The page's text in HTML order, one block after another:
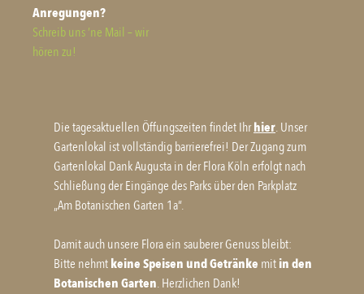
Anregungen?
Schreib uns ’ne Mail – wir
hören zu!
Die tagesaktuellen Öffungszeiten findet Ihrhier. Unser
Gartenlokal ist vollständig barrierefrei! Der Zugang zum
Gartenlokal Dank Augusta in der Flora Köln erfolgt nach
Schließung der Eingänge des Parks über den Parkplatz
„Am Botanischen Garten 1a“.
Damit auch unsere Flora ein sauberer Genuss bleibt:
Bitte nehmtkeine Speisen und Getränke mitin den
Botanischen Garten. Herzlichen Dank!